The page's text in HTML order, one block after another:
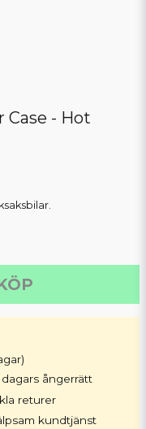
Case - Hot
ångerrätt
returer
kundtjänst